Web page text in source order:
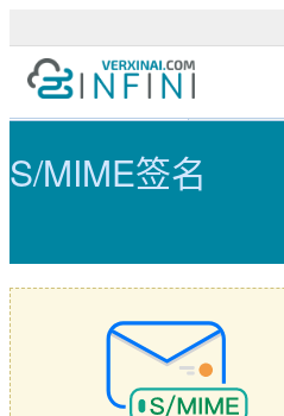
GeoTrust
GeoTrust Flex
Thawte
技术支持
安装部署
数字签名
安全技术
购买产品
S/MIME签名